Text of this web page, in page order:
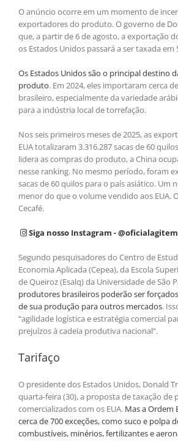
O anúncio ocorre em um momento de
exportadores do produto. O governo de
que, a partir de 6 de agosto, a exportação
os Estados Unidos passará a ser taxada em
Os Estados Unidos são o principal destino
produto. Em 2024, eles importaram cerca
brasileiro, especialmente da variedade
para a indústria local de torrefação.
Nos seis primeiros meses de 2025, as
EUA totalizaram 3.316.287 sacas de 60
lidera as compras do produto, a China
nesse ranking. No mesmo período, foram
sacas de 60 quilos para o país asiático. Um
menor do que o volume vendido aos EUA.
Cecafé.
Siga nosso Instagram -
Segundo pesquisadores do Centro de
Economia Aplicada (Cepea), da Escola
de Queiroz (Esalq) da Universidade de São
produtores brasileiros poderão ser
de sua produção para outros mercados.
“agilidade logística e estratégia comercial
prejuízos à cadeia produtiva nacional”.
Tarifaço
O presidente dos Estados Unidos, Donald
quarta-feira (30), a proposta de taxação de
comercializados com os EUA. Mas a Ordem
cerca de 700 exceções, como suco e polpa
combustíveis, minérios, fertilizantes e